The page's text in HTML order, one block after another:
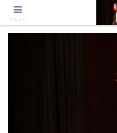
出演情報 出演依頼
メニュー